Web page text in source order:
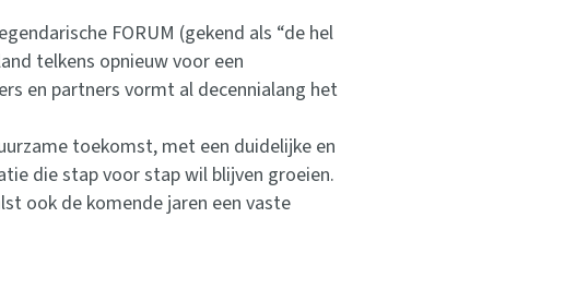
FORUM (gekend als “de hel
telkens opnieuw voor een
en partners vormt al decennialang het
toekomst, met een duidelijke en
die stap voor stap wil blijven groeien.
ook de komende jaren een vaste